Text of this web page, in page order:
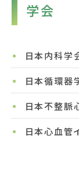
学会
日本内科学
日本循環器
日本不整脈
日本心血管